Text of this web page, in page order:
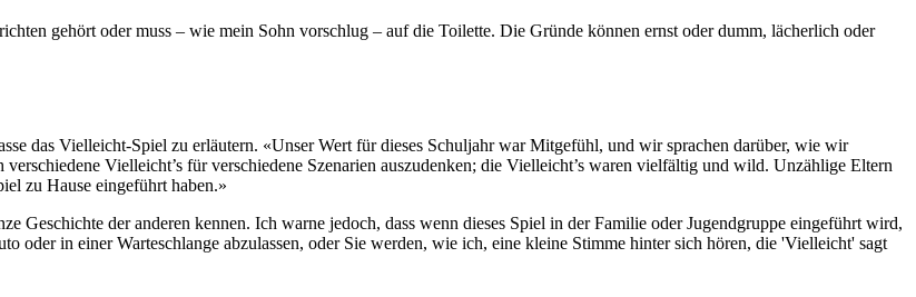
gehört oder muss – wie mein Sohn vorschlug – auf die Toilette. Die Gründe können ernst oder dumm, lächerlich oder
das Vielleicht-Spiel zu erläutern. «Unser Wert für dieses Schuljahr war Mitgefühl, und wir sprachen darüber, wie wir
Vielleicht’s für verschiedene Szenarien auszudenken; die Vielleicht’s waren vielfältig und wild. Unzählige Eltern
zu Hause eingeführt haben.»
Geschichte der anderen kennen. Ich warne jedoch, dass wenn dieses Spiel in der Familie oder Jugendgruppe eingeführt wird,
oder in einer Warteschlange abzulassen, oder Sie werden, wie ich, eine kleine Stimme hinter sich hören, die 'Vielleicht' sagt